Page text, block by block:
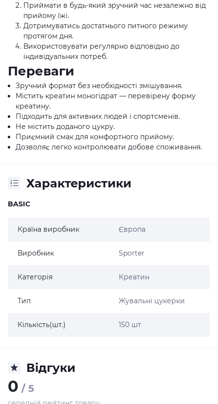
Приймати в будь-який зручний час незалежно від
прийому їжі.
Дотримуватись достатнього питного режиму
протягом дня.
Використовувати регулярно відповідно до
індивідуальних потреб.
Переваги
Зручний формат без необхідності змішування.
Містить креатин моногідрат — перевірену форму
креатину.
Підходить для активних людей і спортсменів.
Не містить доданого цукру.
Приємний смак для комфортного прийому.
Дозволяє легко контролювати добове споживання.
Характеристики
BASIC
Країна виробник Європа
Виробник Sporter
Категорія Креатин
Тип Жувальні цукерки
Кількість(шт.) 150 шт
Відгуки
0 / 5